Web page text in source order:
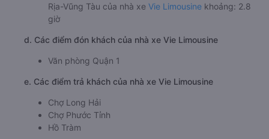
Rịa-Vũng Tàu của nhà xe Vie Limousine khoảng: 2.8
giờ
d. Các điểm đón khách của nhà xe Vie Limousine
Văn phòng Quận 1
e. Các điểm trả khách của nhà xe Vie Limousine
Chợ Long Hải
Chợ Phước Tỉnh
Hồ Tràm